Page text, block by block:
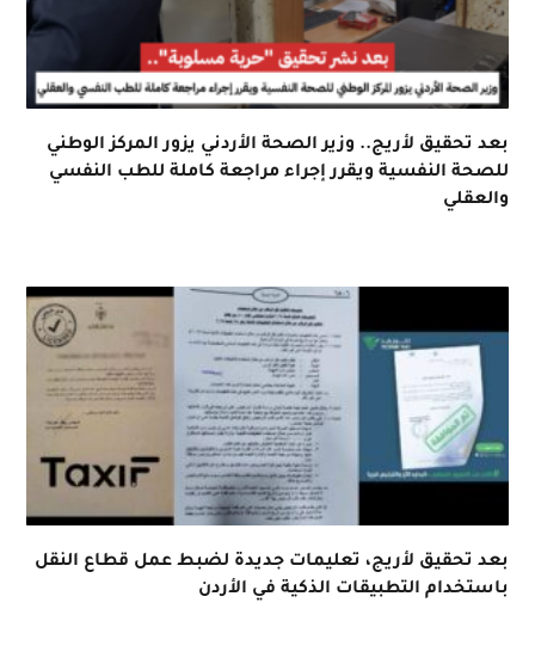
بعد تحقيق لأريج.. وزير الصحة الأردني يزور المركز الوطني
للصحة النفسية ويقرر إجراء مراجعة كاملة للطب النفسي
والعقلي
بعد تحقيق لأريج، تعليمات جديدة لضبط عمل قطاع النقل
باستخدام التطبيقات الذكية في الأردن